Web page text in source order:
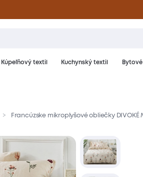
Kúpeľňový textil Kuchynský textil
Hodnotenie
Francúzske mikroplyšové obliečky DIVOKÉ